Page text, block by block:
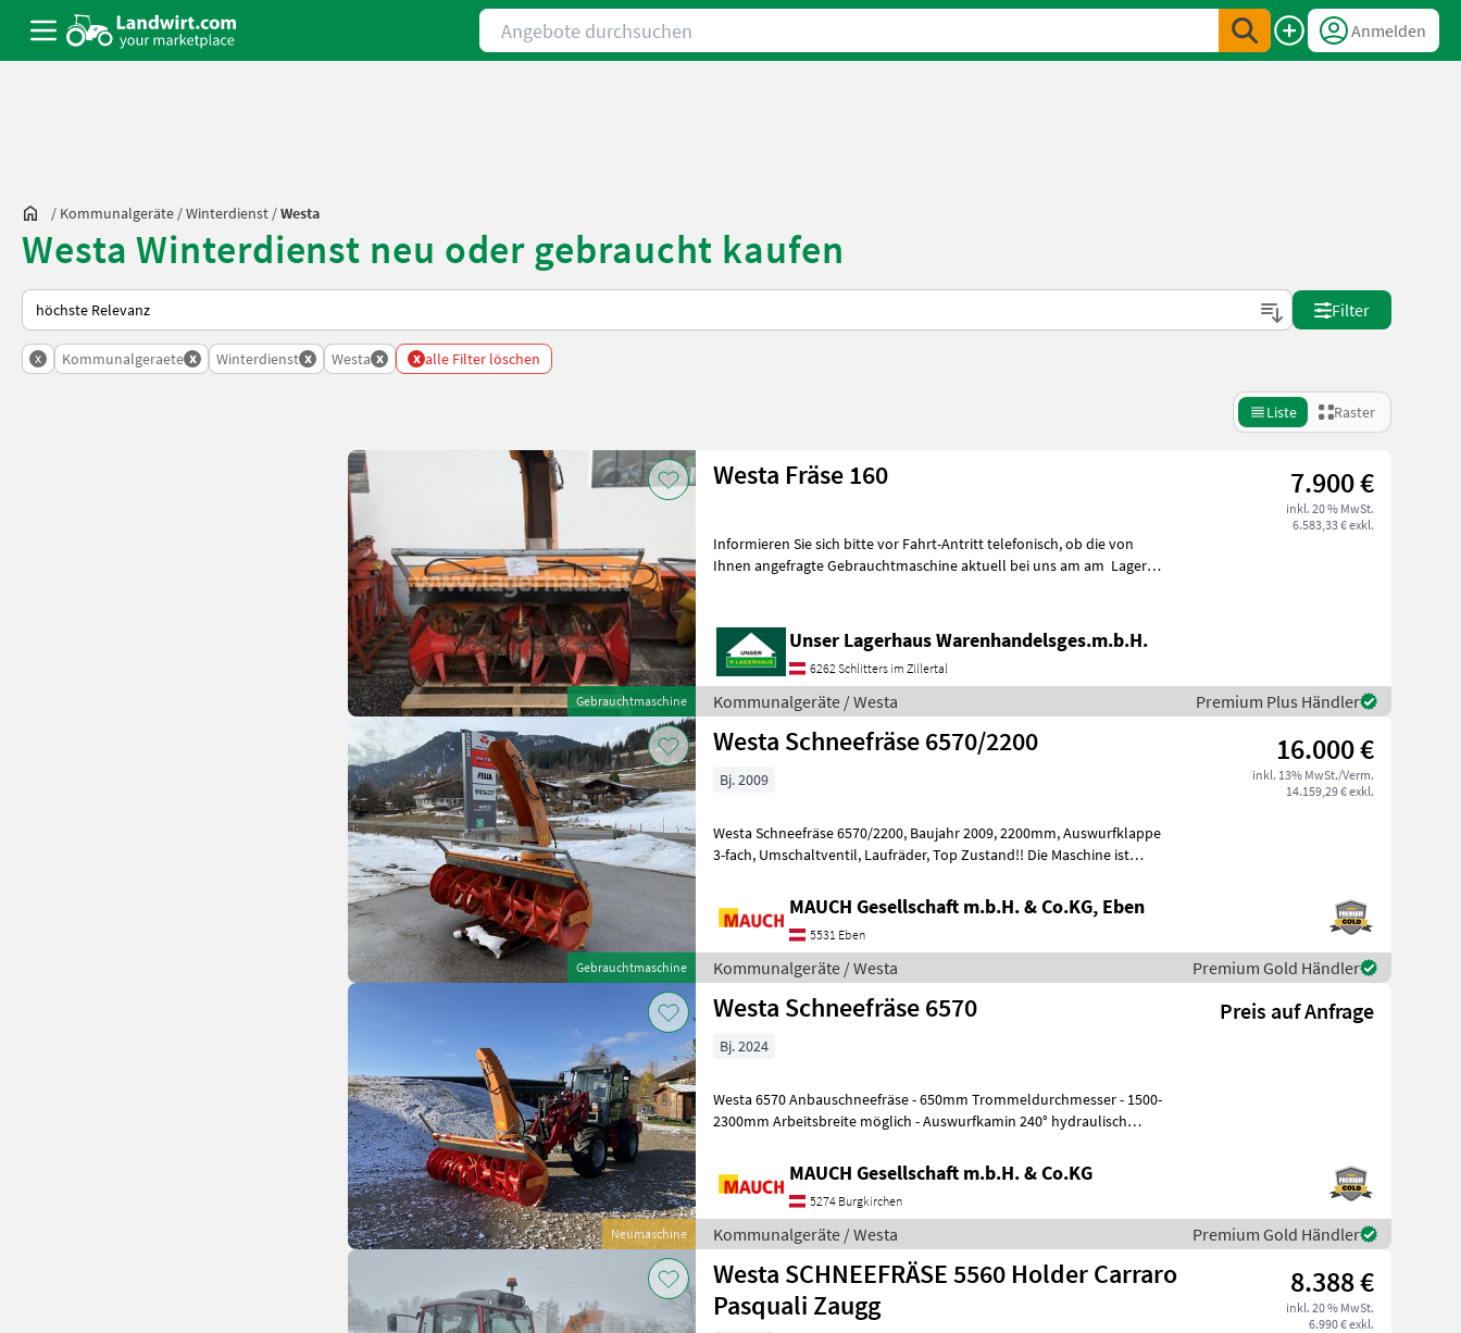
Angebote durchsuchen
Anmelden
/ Kommunalgeräte /Winterdienst /Westa
Westa Winterdienst neu oder gebraucht kaufen
So wird auf Landwirt.com sortiert
Filter
x Kommunalgeraete x Winterdienst x Westa x x alle Filter löschen
Liste Raster
Gebrauchtmaschine
Westa Fräse 160 7.900 €
inkl. 20 % MwSt.
6.583,33 € exkl.
Informieren Sie sich bitte vor Fahrt-Antritt telefonisch, ob die von
Ihnen angefragte Gebrauchtmaschine aktuell bei uns am am Lager
Unser Lagerhaus Warenhandelsges.m.b.H.
6262 Schlitters im Zillertal
Kommunalgeräte / Westa Premium Plus Händler
Gebrauchtmaschine
Westa Schneefräse 6570/2200 16.000 €
inkl. 13% MwSt./Verm.
14.159,29 € exkl.
Bj. 2009
Westa Schneefräse 6570/2200, Baujahr 2009, 2200mm, Auswurfklappe
3-fach, Umschaltventil, Laufräder, Top Zustand!! Die Maschine ist
MAUCH Gesellschaft m.b.H. & Co.KG, Eben
5531 Eben
Kommunalgeräte / Westa Premium Gold Händler
Neumaschine
Westa Schneefräse 6570 Preis auf Anfrage
Bj. 2024
Westa 6570 Anbauschneefräse - 650mm Trommeldurchmesser - 1500-
2300mm Arbeitsbreite möglich - Auswurfkamin 240° hydraulisch
MAUCH Gesellschaft m.b.H. & Co.KG
5274 Burgkirchen
Kommunalgeräte / Westa Premium Gold Händler
Westa SCHNEEFRÄSE 5560 Holder Carraro
Pasquali Zaugg
8.388 €
inkl. 20 % MwSt.
6.990 € exkl.